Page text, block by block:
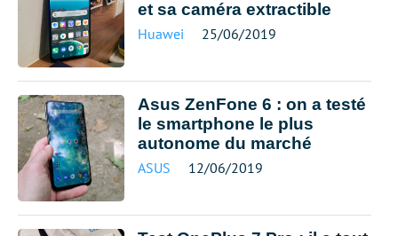
et sa caméra extractible
Huawei 25/06/2019
Asus ZenFone 6 : on a testé
le smartphone le plus
autonome du marché
ASUS 12/06/2019